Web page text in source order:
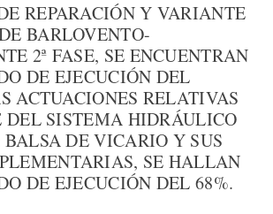
REPARACIÓN Y VARIANTE
BARLOVENTO-
2ª FASE, SE ENCUENTRAN
DE EJECUCIÓN DEL
ACTUACIONES RELATIVAS
DEL SISTEMA HIDRÁULICO
DE VICARIO Y SUS
SE HALLAN
DE EJECUCIÓN DEL 68%.